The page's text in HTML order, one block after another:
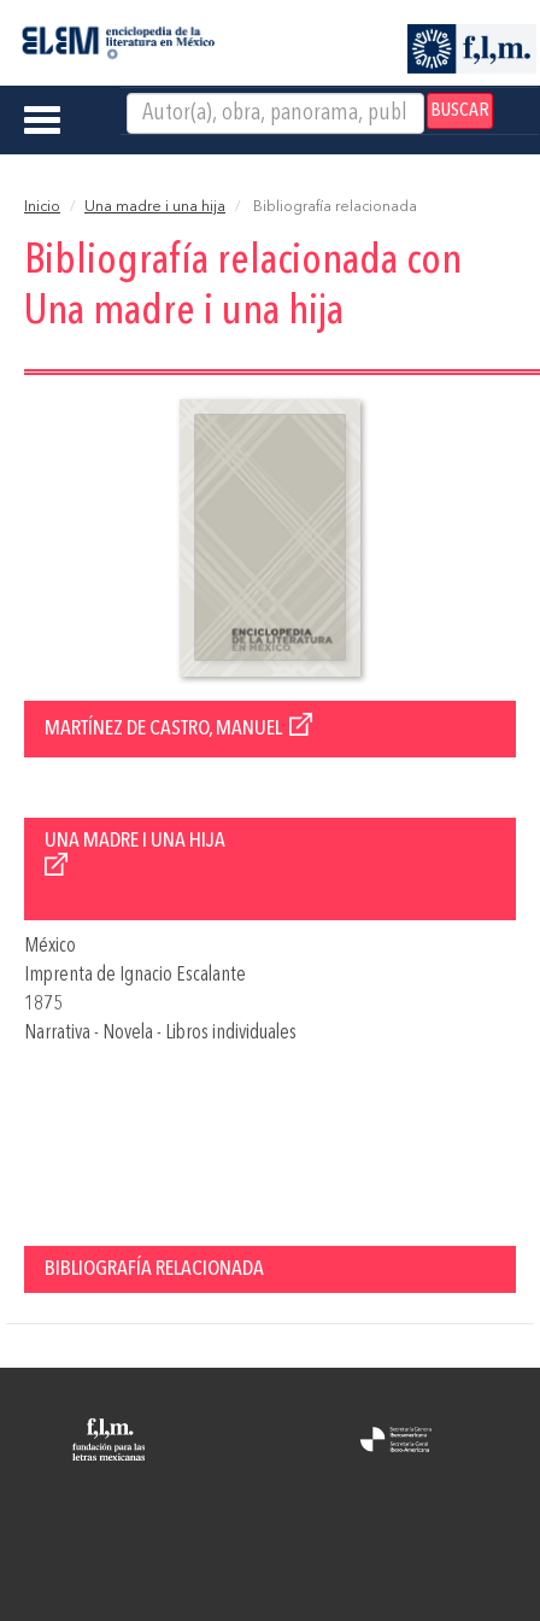
BUSCAR
Toggle
Inicio Una madre i una hija Bibliografía relacionada
Bibliografía relacionada con
Una madre i una hija
MARTÍNEZ DE CASTRO, MANUEL
UNA MADRE I UNA HIJA
México
Imprenta de Ignacio Escalante
1875
Narrativa - Novela - Libros individuales
BIBLIOGRAFÍA RELACIONADA